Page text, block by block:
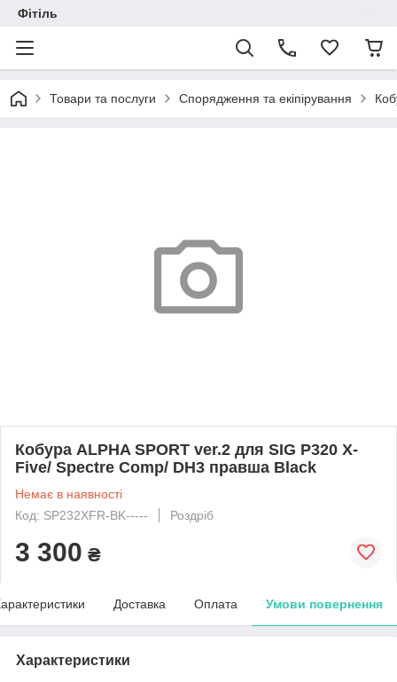
Фітіль
Товари та послуги Спорядження та екіпірування
Кобура ALPHA SPORT ver.2 для SIG P320 X-
Five/ Spectre Comp/ DH3 правша Black
Немає в наявності
Код: SP232XFR-BK-----
Роздріб
3 300 ₴
Доставка Оплата Умови повернення
Характеристики